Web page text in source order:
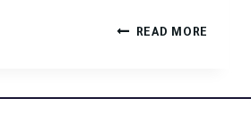
READ MORE هل
تقطع